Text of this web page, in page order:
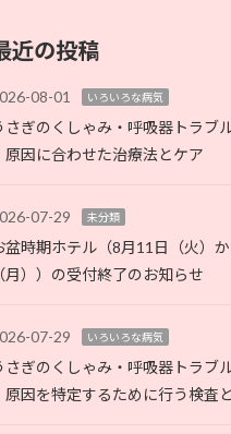
近の投稿
08-01 いろいろな病気
さぎのくしゃみ・呼吸器トラブ
｜原因に合わせた治療法とケア
07-29 未分類
盆時期ホテル（8月11日（火）
（月））の受付終了のお知らせ
07-29 いろいろな病気
さぎのくしゃみ・呼吸器トラブ
｜原因を特定するために行う検査